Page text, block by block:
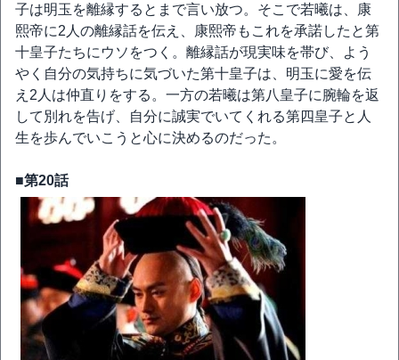
子は明玉を離縁するとまで言い放つ。そこで若曦は、康
熙帝に2人の離縁話を伝え、康熙帝もこれを承諾したと第
十皇子たちにウソをつく。離縁話が現実味を帯び、よう
やく自分の気持ちに気づいた第十皇子は、明玉に愛を伝
え2人は仲直りをする。一方の若曦は第八皇子に腕輪を返
して別れを告げ、自分に誠実でいてくれる第四皇子と人
生を歩んでいこうと心に決めるのだった。
■第20話